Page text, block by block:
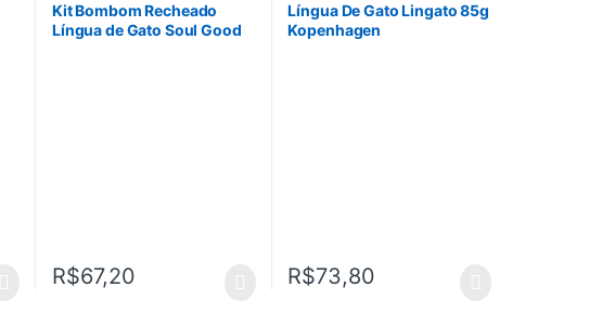
Kit Bombom Recheado
Língua de Gato Soul Good
R$67,20
Língua De Gato Lingato 85g
Kopenhagen
R$73,80